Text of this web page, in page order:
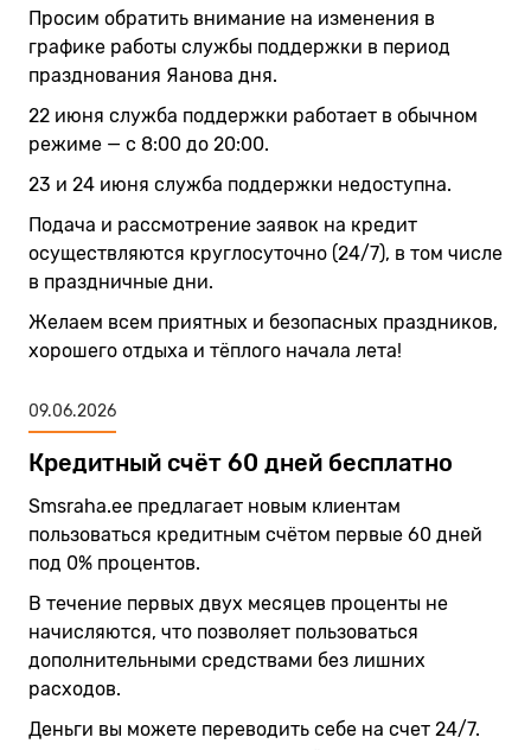
Просим обратить внимание на изменения в
графике работы службы поддержки в период
празднования Яанова дня.
22 июня служба поддержки работает в обычном
режиме — с 8:00 до 20:00.
23 и 24 июня служба поддержки недоступна.
Подача и рассмотрение заявок на кредит
осуществляются круглосуточно (24/7), в том числе
в праздничные дни.
Желаем всем приятных и безопасных праздников,
хорошего отдыха и тёплого начала лета!
09.06.2026
Кредитный счёт 60 дней бесплатно
Smsraha.ee предлагает новым клиентам
пользоваться кредитным счётом первые 60 дней
под 0% процентов.
В течение первых двух месяцев проценты не
начисляются, что позволяет пользоваться
дополнительными средствами без лишних
расходов.
Деньги вы можете переводить себе на счет 24/7.